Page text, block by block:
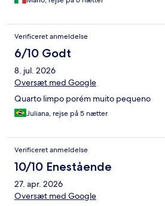
Verificeret anmeldelse
6/10 Godt
8. jul. 2026
Oversæt med Google
Quarto limpo porém muito pequeno
Juliana, rejse på 5 nætter
Verificeret anmeldelse
10/10 Enestående
27. apr. 2026
Oversæt med Google